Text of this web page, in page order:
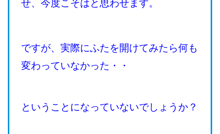
せ、今度こそはと思わせます。
ですが、実際にふたを開けてみたら何も
変わっていなかった・・
ということになっていないでしょうか？